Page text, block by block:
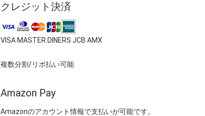
クレジット決済
VISA MASTER DINERS JCB AMX
複数分割/リボ払い可能
Amazon Pay
Amazonのアカウント情報で支払いが可能です。